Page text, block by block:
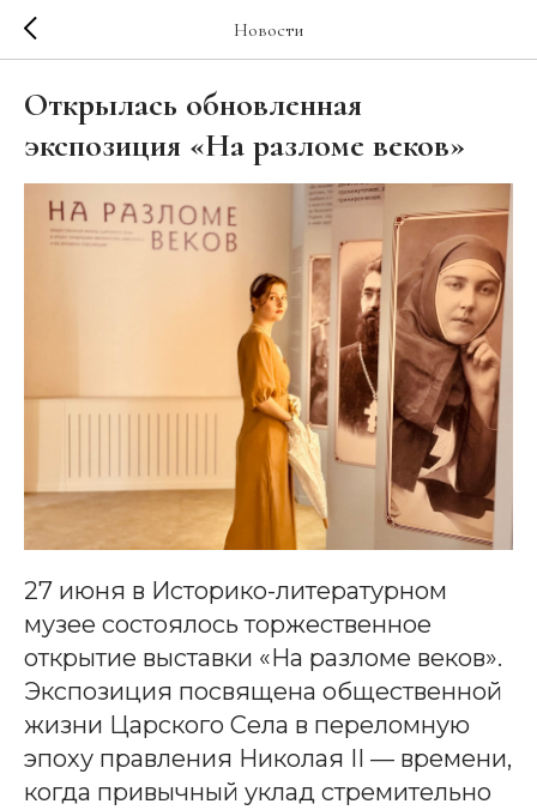
Новости
Открылась обновленная
экспозиция «На разломе веков»
27 июня в Историко-литературном
музее состоялось торжественное
открытие выставки «На разломе веков».
Экспозиция посвящена общественной
жизни Царского Села в переломную
эпоху правления Николая II — времени,
когда привычный уклад стремительно